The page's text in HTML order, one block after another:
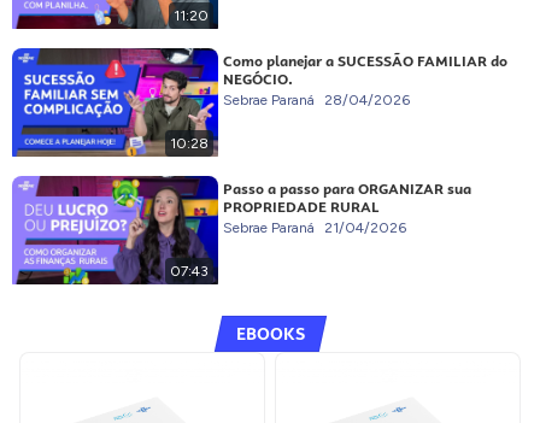
11:20
10:28
Como planejar a SUCESSÃO FAMILIAR do
NEGÓCIO.
Sebrae Paraná 28/04/2026
07:43
Passo a passo para ORGANIZAR sua
PROPRIEDADE RURAL
Sebrae Paraná 21/04/2026
EBOOKS